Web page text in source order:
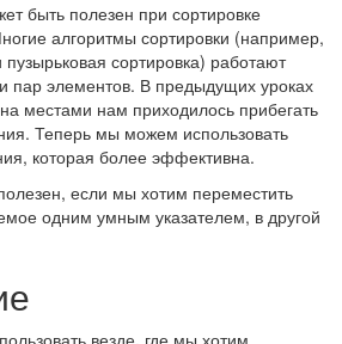
быть полезен при сортировке
алгоритмы сортировки (например,
сортировка) работают
пар элементов. В предыдущих уроках
местами нам приходилось прибегать
Теперь мы можем использовать
которая более эффективна.
если мы хотим переместить
одним умным указателем, в другой
везде, где мы хотим